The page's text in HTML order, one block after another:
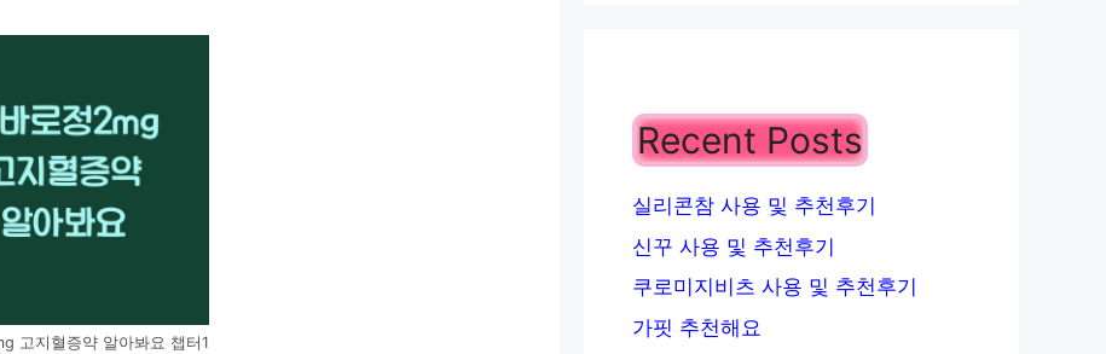
고지혈증약 알아봐요 챕터1
Recent Posts
실리콘참 사용 및 추천후기
신꾸 사용 및 추천후기
쿠로미지비츠 사용 및 추천후기
가핏 추천해요